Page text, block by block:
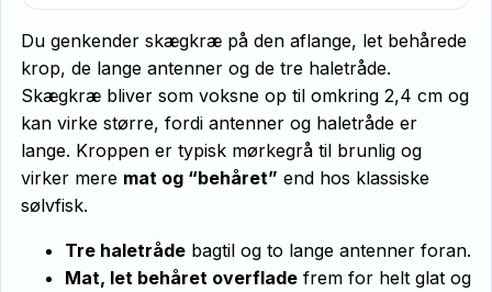
Du genkender skægkræ på den aflange, let behårede
krop, de lange antenner og de tre haletråde.
Skægkræ bliver som voksne op til omkring 2,4 cm og
kan virke større, fordi antenner og haletråde er
lange. Kroppen er typisk mørkegrå til brunlig og
virker mere mat og “behåret” end hos klassiske
sølvfisk.
Tre haletråde bagtil og to lange antenner foran.
Mat, let behåret overflade frem for helt glat og